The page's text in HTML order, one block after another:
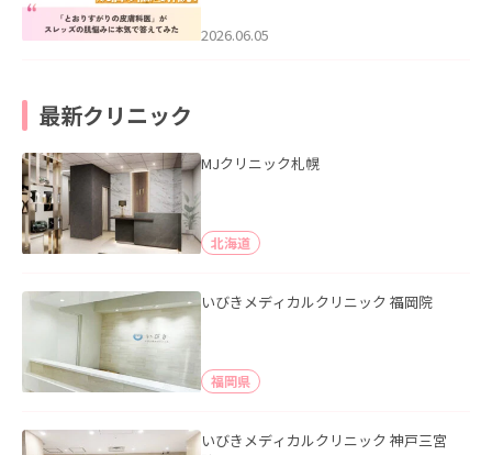
2026.06.05
最新クリニック
MJクリニック札幌
北海道
いびきメディカルクリニック 福岡院
福岡県
いびきメディカルクリニック 神戸三宮